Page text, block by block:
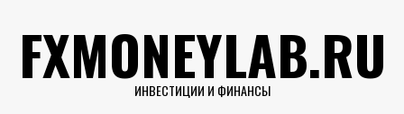
содержимому
FXMONEYLAB.RU
ИНВЕСТИЦИИ И ФИНАНСЫ